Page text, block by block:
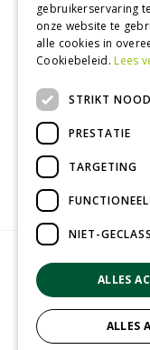
gebruikerservaring
onze website te
alle cookies in
Cookiebeleid.Lees
STRIKT
PRESTATIE
TARGETING
FUNCTIONEEL
NIET-
ALLES
ALLES